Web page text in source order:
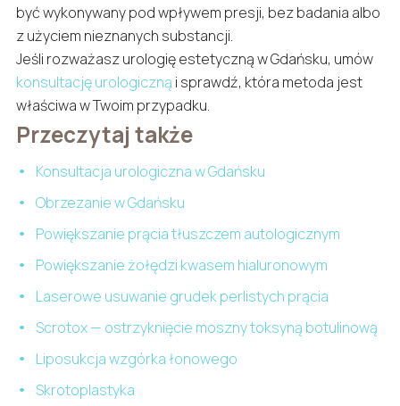
być wykonywany pod wpływem presji, bez badania albo
z użyciem nieznanych substancji.
Jeśli rozważasz urologię estetyczną w Gdańsku, umów
konsultację urologiczną i sprawdź, która metoda jest
właściwa w Twoim przypadku.
Przeczytaj także
Konsultacja urologiczna w Gdańsku
Obrzezanie w Gdańsku
Powiększanie prącia tłuszczem autologicznym
Powiększanie żołędzi kwasem hialuronowym
Laserowe usuwanie grudek perlistych prącia
Scrotox — ostrzyknięcie moszny toksyną botulinową
Liposukcja wzgórka łonowego
Skrotoplastyka